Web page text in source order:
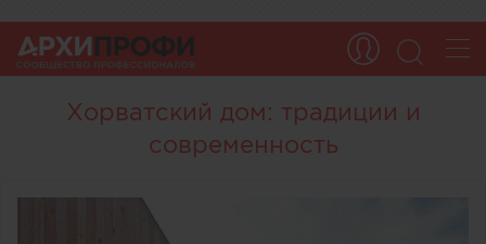
Хорватский дом: традиции и
современность